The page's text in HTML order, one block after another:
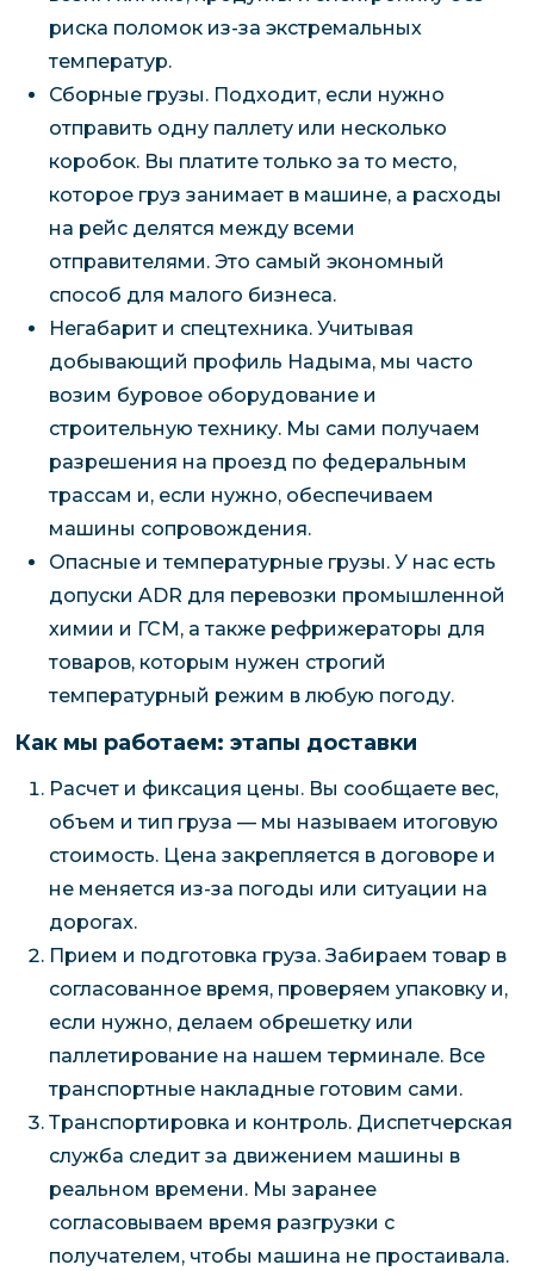
риска поломок из-за экстремальных
температур.
Сборные грузы. Подходит, если нужно
отправить одну паллету или несколько
коробок. Вы платите только за то место,
которое груз занимает в машине, а расходы
на рейс делятся между всеми
отправителями. Это самый экономный
способ для малого бизнеса.
Негабарит и спецтехника. Учитывая
добывающий профиль Надыма, мы часто
возим буровое оборудование и
строительную технику. Мы сами получаем
разрешения на проезд по федеральным
трассам и, если нужно, обеспечиваем
машины сопровождения.
Опасные и температурные грузы. У нас есть
допуски ADR для перевозки промышленной
химии и ГСМ, а также рефрижераторы для
товаров, которым нужен строгий
температурный режим в любую погоду.
Как мы работаем: этапы доставки
Расчет и фиксация цены. Вы сообщаете вес,
объем и тип груза — мы называем итоговую
стоимость. Цена закрепляется в договоре и
не меняется из-за погоды или ситуации на
дорогах.
Прием и подготовка груза. Забираем товар в
согласованное время, проверяем упаковку и,
если нужно, делаем обрешетку или
паллетирование на нашем терминале. Все
транспортные накладные готовим сами.
Транспортировка и контроль. Диспетчерская
служба следит за движением машины в
реальном времени. Мы заранее
согласовываем время разгрузки с
получателем, чтобы машина не простаивала.